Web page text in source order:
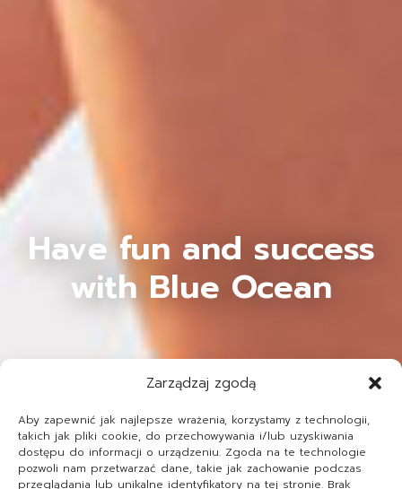
Zarządzaj zgodą
Aby zapewnić jak najlepsze wrażenia, korzystamy z technologii,
takich jak pliki cookie, do przechowywania i/lub uzyskiwania
dostępu do informacji o urządzeniu. Zgoda na te technologie
pozwoli nam przetwarzać dane, takie jak zachowanie podczas
przeglądania lub unikalne identyfikatory na tej stronie. Brak
Have fun and success
with Blue Ocean